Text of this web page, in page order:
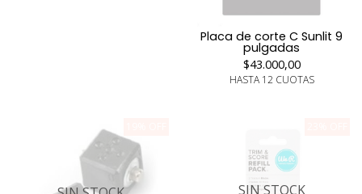
Placa de corte C Sunlit 9
pulgadas
$43.000,00
HASTA 12 CUOTAS
SIN STOCK